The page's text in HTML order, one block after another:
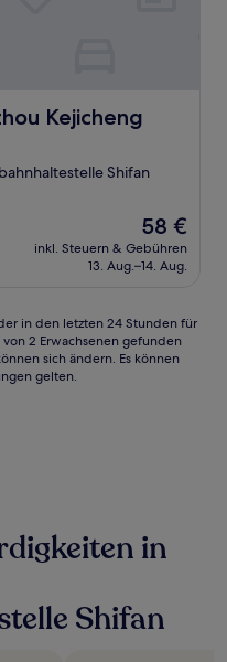
Kejicheng
Shifan
Der
Preis
beträgt
58 €
inkl. Steuern & Gebühren
13. Aug.–14. Aug.
in den letzten 24 Stunden für
2 Erwachsenen gefunden
sich ändern. Es können
gelten.
in
Shifan